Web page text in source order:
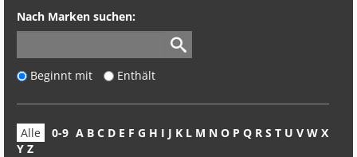
Nach Marken suchen:
Beginnt mit Enthält
Alle 0-9 A B C D E F G H I J K L M N O P Q R S T U V W X
Y Z